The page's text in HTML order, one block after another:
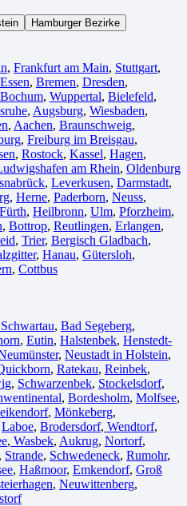
Hamburger Bezirke
, Frankfurt am Main, Stuttgart,
Essen, Bremen, Dresden,
Bochum, Wuppertal⁠, Bielefeld⁠,
, Augsburg, Wiesbaden⁠,
, Aachen⁠, Braunschweig,
, Freiburg im Breisgau⁠,
, Rostock⁠, Kassel⁠, Hagen,
am Rhein⁠, Oldenburg
, Leverkusen, Darmstadt⁠,
, Herne⁠, Paderborn, Neuss,
Fürth⁠, Heilbronn, Ulm⁠, Pforzheim,
, Bottrop, Reutlingen, Erlangen⁠,
, Trier⁠, Bergisch Gladbach,
, Hanau, Gütersloh,
, Cottbus⁠
, Bad Segeberg,
, Eutin, Halstenbek, Henstedt-
, Neustadt in Holstein,
, Ratekau, Reinbek,
, Schwarzenbek, Stockelsdorf,
, Bordesholm, Molfsee,
, Mönkeberg,
Laboe, Brodersdorf, Wendtorf,
, Wasbek, Aukrug, Nortorf,
Strande, Schwedeneck, Rumohr,
, Haßmoor, Emkendorf, Groß
, Neuwittenberg,